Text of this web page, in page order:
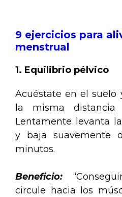
9 ejercicios para
menstrual
1. Equilibrio pélvico
Acuéstate en el suelo
la misma
Lentamente levanta
y baja suavemente
minutos.
Beneficio:
circule hacia los